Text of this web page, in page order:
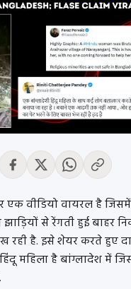
एक वीडियो वायरल है
से रेंगती हुई बाहर
रही है. इसे शेयर करते हुए
महिला है बांग्लादेश में